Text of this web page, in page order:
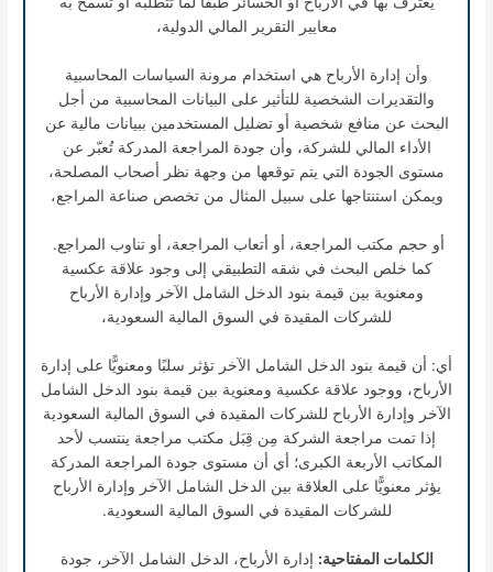
معايير التقرير المالي الدولية،
وأن إدارة الأرباح هي استخدام مرونة السياسات المحاسبية
والتقديرات الشخصية للتأثير على البيانات المحاسبية من أجل
البحث عن منافع شخصية أو تضليل المستخدمين ببيانات مالية عن
الأداء المالي للشركة، وأن جودة المراجعة المدركة تُعبّر عن
مستوى الجودة التي يتم توقعها من وجهة نظر أصحاب المصلحة،
ويمكن استنتاجها على سبيل المثال من تخصص صناعة المراجع،
أو حجم مكتب المراجعة، أو أتعاب المراجعة، أو تناوب المراجع.
كما خلص البحث في شقه التطبيقي إلى وجود علاقة عكسية
ومعنوية بين قيمة بنود الدخل الشامل الآخر وإدارة الأرباح
للشركات المقيدة في السوق المالية السعودية،
أي: أن قيمة بنود الدخل الشامل الآخر تؤثر سلبًا ومعنويًّا على إدارة
الأرباح، ووجود علاقة عكسية ومعنوية بين قيمة بنود الدخل الشامل
الآخر وإدارة الأرباح للشركات المقيدة في السوق المالية السعودية
إذا تمت مراجعة الشركة مِن قِبَل مكتب مراجعة ينتسب لأحد
المكاتب الأربعة الكبرى؛ أي أن مستوى جودة المراجعة المدركة
يؤثر معنويًّا على العلاقة بين الدخل الشامل الآخر وإدارة الأرباح
للشركات المقيدة في السوق المالية السعودية.
الكلمات المفتاحية: إدارة الأرباح، الدخل الشامل الآخر، جودة